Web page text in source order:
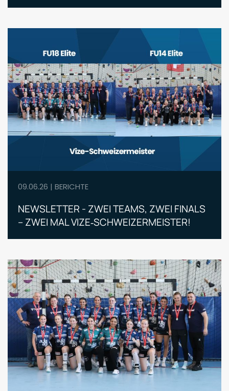
09.06.26 | BERICHTE
NEWSLETTER - ZWEI TEAMS, ZWEI FINALS
– ZWEI MAL VIZE‑SCHWEIZERMEISTER!